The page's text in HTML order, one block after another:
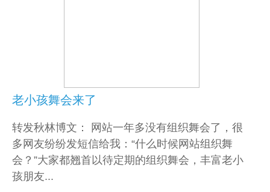
老小孩舞会来了
转发秋林博文： 网站一年多没有组织舞会了，很
多网友纷纷发短信给我：“什么时候网站组织舞
会？”大家都翘首以待定期的组织舞会，丰富老小
孩朋友...